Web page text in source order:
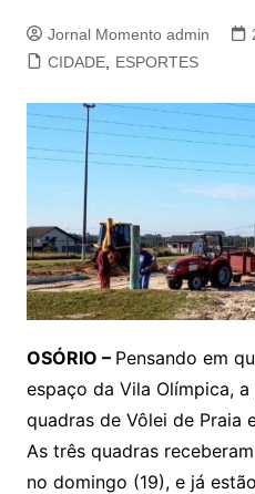
Jornal Momento admin
CIDADE, ESPORTES
OSÓRIO – Pensando em
espaço da Vila Olímpica,
quadras de Vôlei de Praia
As três quadras
no domingo (19), e já